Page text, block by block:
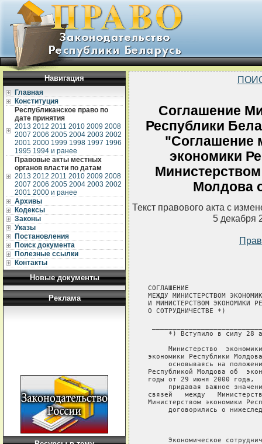
Навигация
Главная
Конституция
Республиканское право по
дате принятия
2013 2012 2011 2010 2009 2008
2007 2006 2005 2004 2003 2002
2001 2000 1999 1998 1997 1996
1995 1994 и ранее
Правовые акты местных
органов власти по датам
2013 2012 2011 2010 2009 2008
2007 2006 2005 2004 2003 2002
2001 2000 и ранее
Архивы
Кодексы
Законы
Указы
Постановления
Поиск документа
Полезные ссылки
Контакты
Новые документы
Реклама
Соглашение
Республики
"Соглашение
экономики
Молдова
Текст правового акта с
5 декабря
СОГЛАШЕНИЕ
МЕЖДУ МИНИСТЕРСТВОМ
И МИНИСТЕРСТВОМ ЭКОНОМИКИ
О СОТРУДНИЧЕСТВЕ *)
*) Вступило в силу 28
Министерство
экономики Республики
основываясь на
Республикой Молдова об
годы от 29 июня 2000 года,
придавая важное
связей   между
Министерством экономики
договорились о
Экономическое